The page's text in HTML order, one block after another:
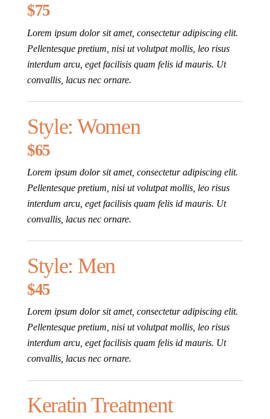
$75
Lorem ipsum dolor sit amet, consectetur adipiscing elit.
Pellentesque pretium, nisi ut volutpat mollis, leo risus
interdum arcu, eget facilisis quam felis id mauris. Ut
convallis, lacus nec ornare.
Style: Women
$65
Lorem ipsum dolor sit amet, consectetur adipiscing elit.
Pellentesque pretium, nisi ut volutpat mollis, leo risus
interdum arcu, eget facilisis quam felis id mauris. Ut
convallis, lacus nec ornare.
Style: Men
$45
Lorem ipsum dolor sit amet, consectetur adipiscing elit.
Pellentesque pretium, nisi ut volutpat mollis, leo risus
interdum arcu, eget facilisis quam felis id mauris. Ut
convallis, lacus nec ornare.
Keratin Treatment